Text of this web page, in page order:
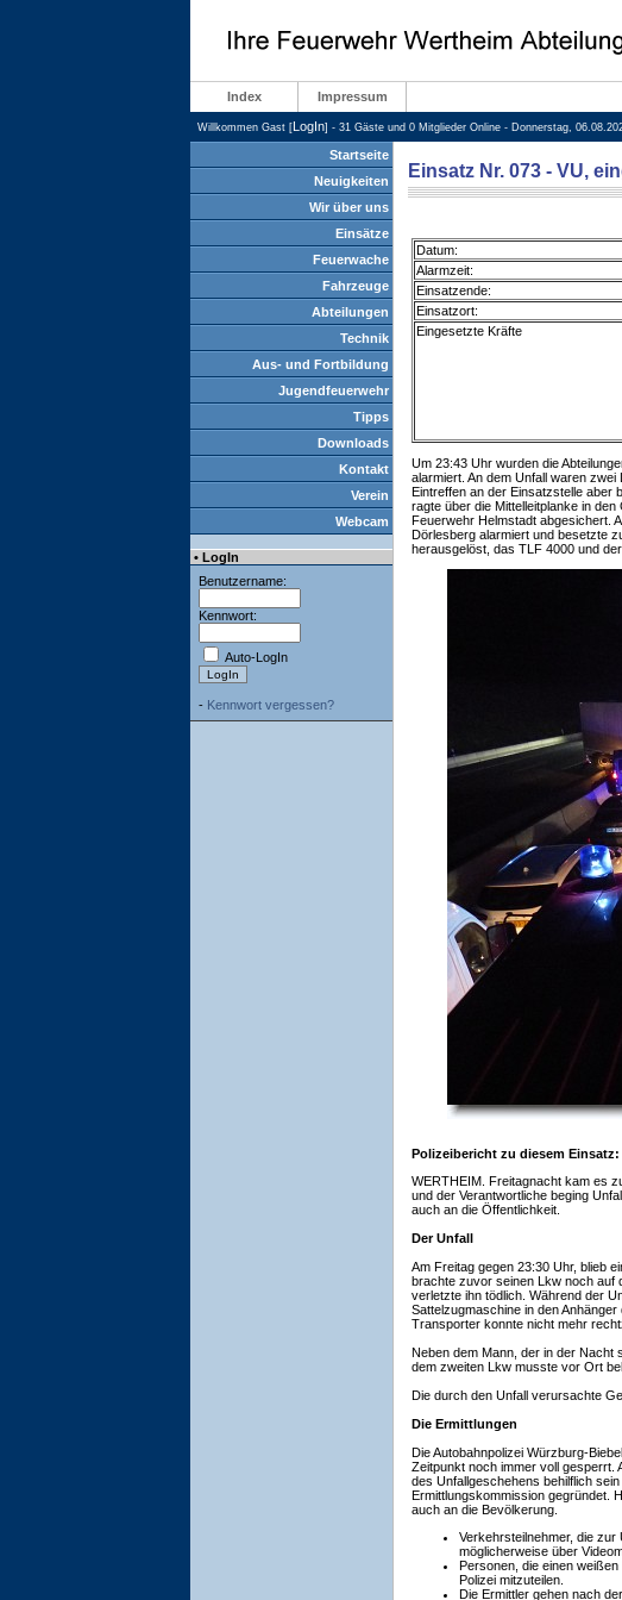
Index Impressum
Willkommen Gast [LogIn] - 31 Gäste und 0 Mitglieder Online - Donnerstag,
Startseite
Neuigkeiten
Wir über uns
Einsätze
Feuerwache
Fahrzeuge
Abteilungen
Technik
Aus- und Fortbildung
Jugendfeuerwehr
Tipps
Downloads
Kontakt
Verein
Webcam
• LogIn
Benutzername:
Kennwort:
Auto-LogIn
- Kennwort vergessen?
Einsatz Nr. 073 - VU,
Datum:
Alarmzeit:
Einsatzende:
Einsatzort:
Eingesetzte Kräfte
Um 23:43 Uhr wurden die
alarmiert. An dem Unfall waren
Eintreffen an der Einsatzstelle aber
ragte über die Mittelleitplanke in
Feuerwehr Helmstadt abgesichert.
Dörlesberg alarmiert und besetzte
herausgelöst, das TLF 4000 und
Polizeibericht zu diesem Einsatz:
WERTHEIM. Freitagnacht kam es
und der Verantwortliche beging
auch an die Öffentlichkeit.
Der Unfall
Am Freitag gegen 23:30 Uhr, blieb
brachte zuvor seinen Lkw noch auf
verletzte ihn tödlich. Während der
Sattelzugmaschine in den
Transporter konnte nicht mehr
Neben dem Mann, der in der Nacht
dem zweiten Lkw musste vor Ort
Die durch den Unfall verursachte
Die Ermittlungen
Die Autobahnpolizei Würzburg-
Zeitpunkt noch immer voll gesperrt.
des Unfallgeschehens behilflich
Ermittlungskommission gegründet.
auch an die Bevölkerung.
Verkehrsteilnehmer, die
möglicherweise über
Personen, die einen
Polizei mitzuteilen.
Die Ermittler gehen nach